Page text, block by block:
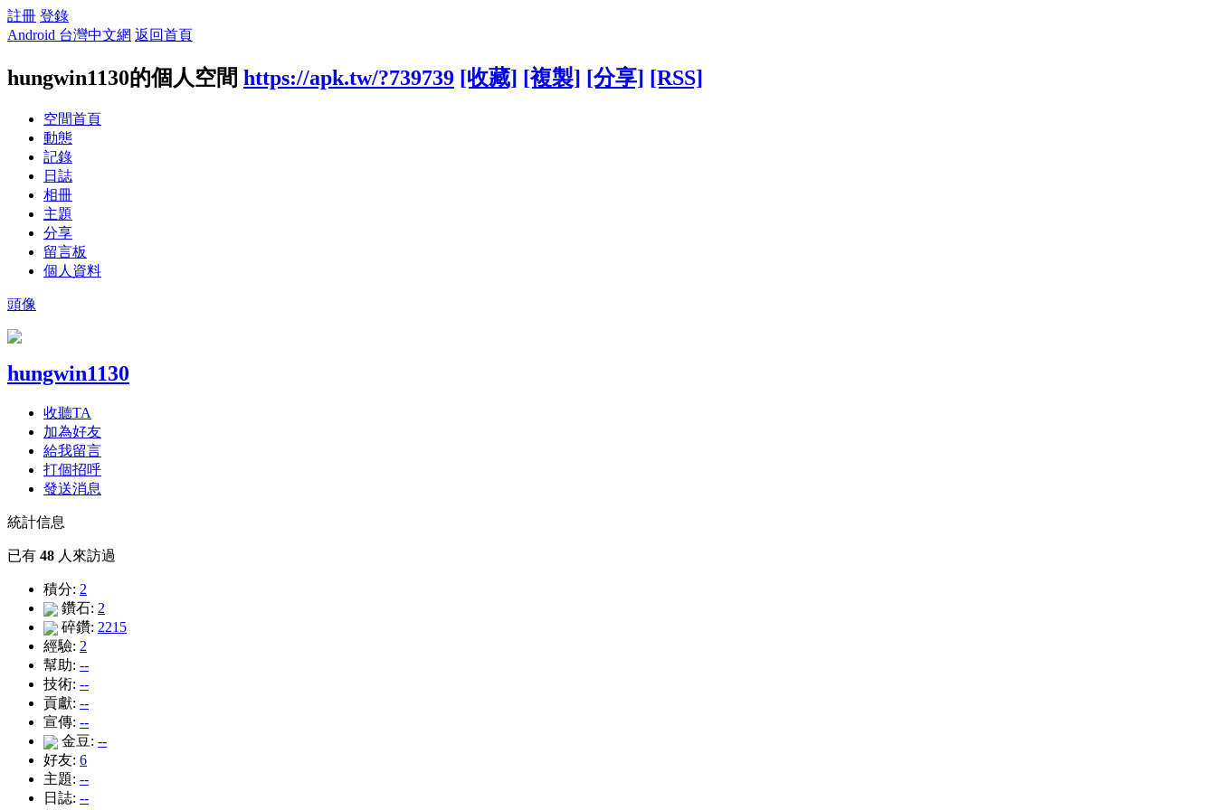
註冊 登錄
Android 台灣中文網 返回首頁
hungwin1130的個人空間 https://apk.tw/?739739 [收藏] [複製] [分享] [RSS]
空間首頁
動態
記錄
日誌
相冊
主題
分享
留言板
個人資料
頭像
hungwin1130
收聽TA
加為好友
給我留言
打個招呼
發送消息
統計信息
已有 48 人來訪過
積分: 2
鑽石: 2
碎鑽: 2215
經驗: 2
幫助: --
技術: --
貢獻: --
宣傳: --
金豆: --
好友: 6
主題: --
日誌: --